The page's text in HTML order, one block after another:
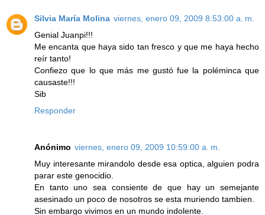
Silvia María Molina viernes, enero 09, 2009 8:53:00 a. m.
Genial Juanpi!!!
Me encanta que haya sido tan fresco y que me haya hecho
reír tanto!
Confiezo que lo que más me gustó fue la poléminca que
causaste!!!
Sib
Responder
Anónimo viernes, enero 09, 2009 10:59:00 a. m.
Muy interesante mirandolo desde esa optica, alguien podra
parar este genocidio.
En tanto uno sea consiente de que hay un semejante
asesinado un poco de nosotros se esta muriendo tambien.
Sin embargo vivimos en un mundo indolente.